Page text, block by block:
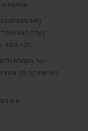
двух-
простоя;
ввода при
на одном из